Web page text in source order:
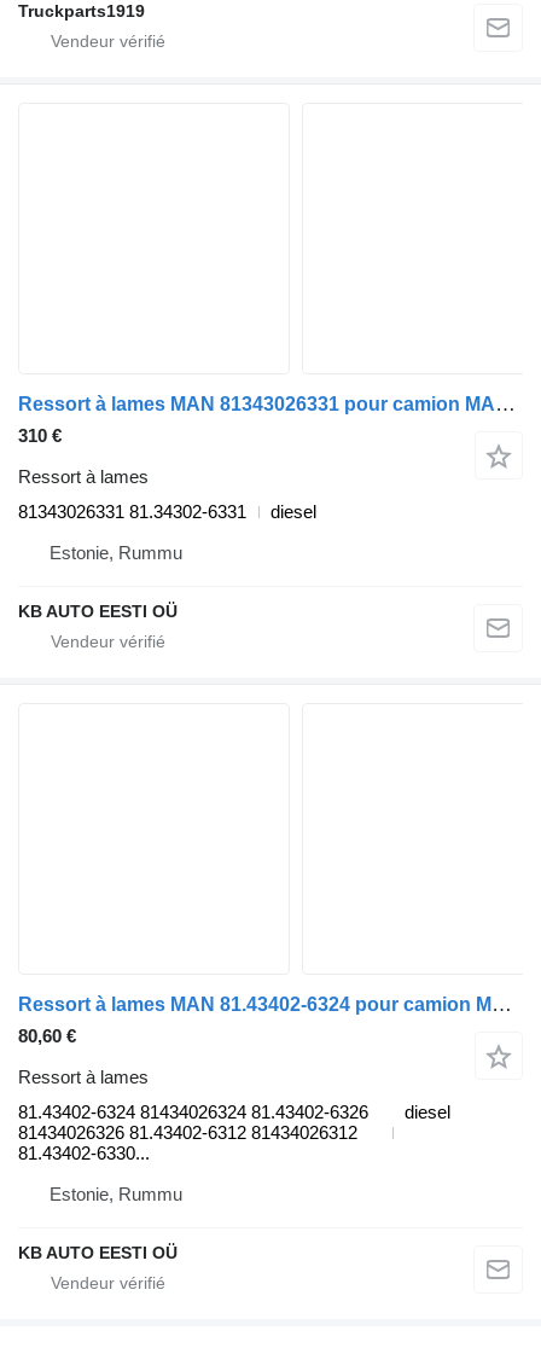
Truckparts1919
Ressort à lames MAN 81343026331 pour camion MAN TGL, TGM, TGS, TGX (2005-2021)
310 €
Ressort à lames
81343026331 81.34302-6331
diesel
Estonie, Rummu
KB AUTO EESTI OÜ
Ressort à lames MAN 81.43402-6324 pour camion MAN TGL, TGM, TGS, TGX (2005-2021)
80,60 €
Ressort à lames
81.43402-6324 81434026324 81.43402-6326
81434026326 81.43402-6312 81434026312
81.43402-6330...
diesel
Estonie, Rummu
KB AUTO EESTI OÜ